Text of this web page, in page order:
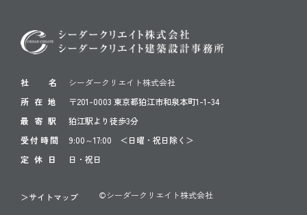
社 名
シーダークリエイト株式会社
所 在 地
〒201-0003 東京都狛江市和泉本町1-1-34
最 寄 駅
狛江駅より徒歩3分
受付時間
9:00～17:00 ＜日曜・祝日除く＞
定 休 日
日・祝日
＞サイトマップ ©シーダークリエイト株式会社